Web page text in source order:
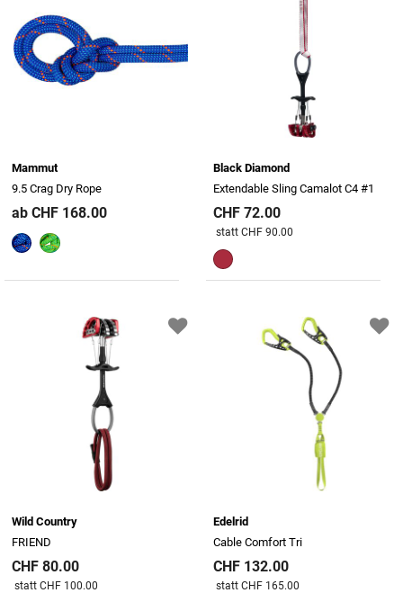
Mammut
9.5 Crag Dry Rope
ab CHF 168.00
Black Diamond
Extendable Sling Camalot C4 #1
CHF 72.00
Preis reduziert von
statt CHF 90.00
Wild Country
FRIEND
CHF 80.00
Preis reduziert von
statt CHF 100.00
Edelrid
Cable Comfort Tri
CHF 132.00
Preis reduziert von
statt CHF 165.00